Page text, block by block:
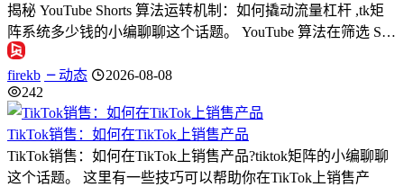
揭秘 YouTube Shorts 算法运转机制：如何撬动流量杠杆 ,tk矩
阵系统多少钱的小编聊聊这个话题。 YouTube 算法在筛选 S…
firekb 动态
2026-08-08
242
TikTok销售：如何在TikTok上销售产品
TikTok销售：如何在TikTok上销售产品?tiktok矩阵的小编聊聊
这个话题。 这里有一些技巧可以帮助你在TikTok上销售产